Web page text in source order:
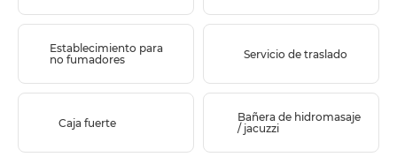
Establecimiento para
no fumadores
Servicio de traslado
Caja fuerte
Bañera de hidromasaje
/ jacuzzi